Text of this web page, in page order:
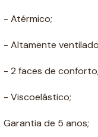
- Atérmico;
- Altamente
- 2 faces de conforto;
- Viscoelástico;
Garantia de 5 anos;